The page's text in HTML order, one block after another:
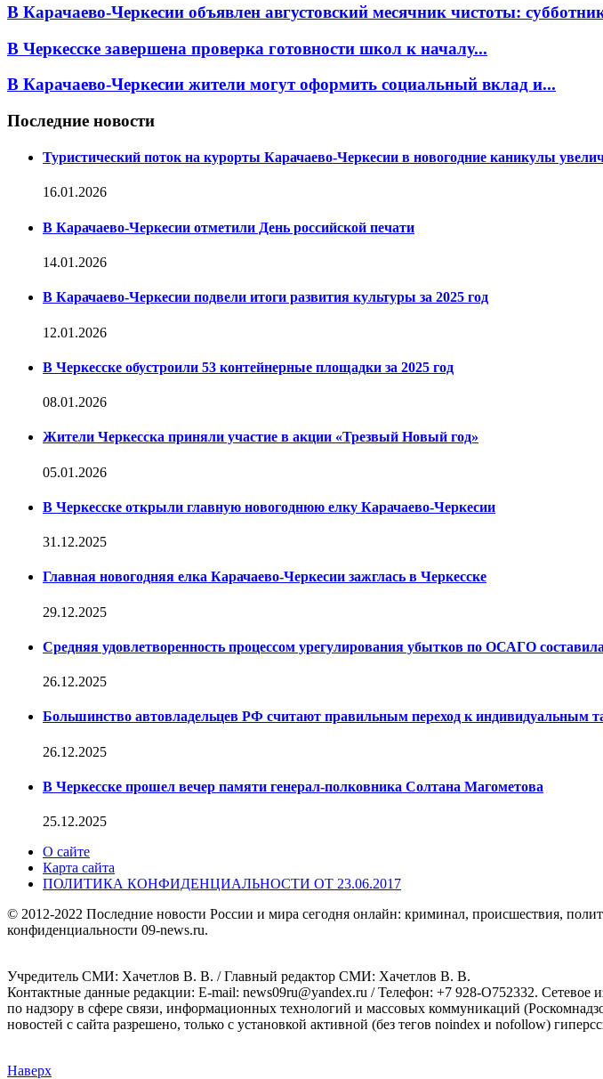
В Карачаево-Черкесии объявлен августовский месячник чистоты:
В Черкесске завершена проверка готовности школ к началу...
В Карачаево-Черкесии жители могут оформить социальный вклад и...
Последние новости
Туристический поток на курорты Карачаево-Черкесии в новогодние каникулы
16.01.2026
В Карачаево-Черкесии отметили День российской печати
14.01.2026
В Карачаево-Черкесии подвели итоги развития культуры за 2025 год
12.01.2026
В Черкесске обустроили 53 контейнерные площадки за 2025 год
08.01.2026
Жители Черкесска приняли участие в акции «Трезвый Новый год»
05.01.2026
В Черкесске открыли главную новогоднюю елку Карачаево-Черкесии
31.12.2025
Главная новогодняя елка Карачаево-Черкесии зажглась в Черкесске
29.12.2025
Средняя удовлетворенность процессом урегулирования убытков по ОСАГО
26.12.2025
Большинство автовладельцев РФ считают правильным переход к
26.12.2025
В Черкесске прошел вечер памяти генерал-полковника Солтана Магометова
25.12.2025
О сайте
Карта сайта
ПОЛИТИКА КОНФИДЕНЦИАЛЬНОСТИ ОТ 23.06.2017
© 2012-2022 Последние новости России и мира сегодня онлайн: криминал, происшествия,
конфиденциальности 09-news.ru.
Учредитель СМИ: Хaчeтлoв B. B. / Главный редактор СМИ: Хaчeтлoв B. B.
Контактные данные редакции: E-mail: news09ru@yandex.ru / Телефон: +7 928-O752332.
по надзору в сфере связи, информационных технологий и массовых коммуникаций
новостей с сайта разрешено, только с установкой активной (без тегов noindex и nofollow)
Наверх